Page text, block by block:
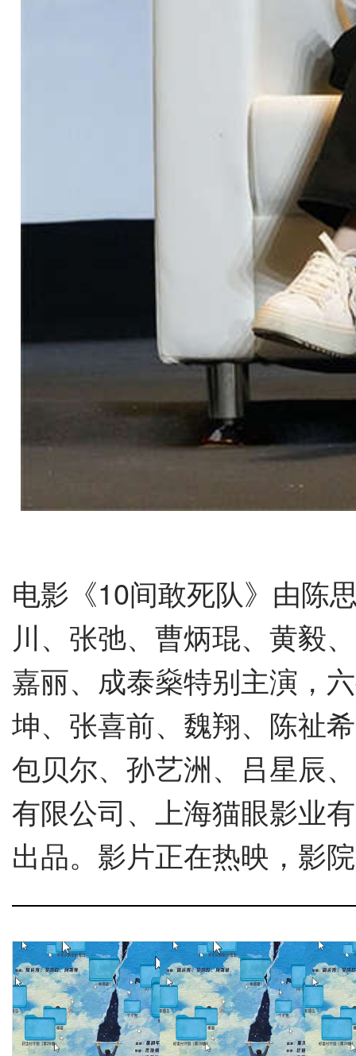
电影《10间敢死队》由陈
川、张弛、曹炳琨、黄毅
嘉丽、成泰燊特别主演，
坤、张喜前、魏翔、陈祉
包贝尔、孙艺洲、吕星辰
有限公司、上海猫眼影业
出品。影片正在热映，影